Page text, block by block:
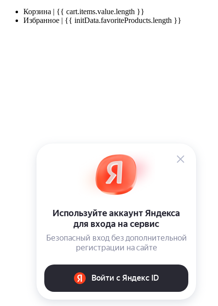
Корзина | {{ cart.items.value.length }}
Избранное | {{ initData.favoriteProducts.length }}